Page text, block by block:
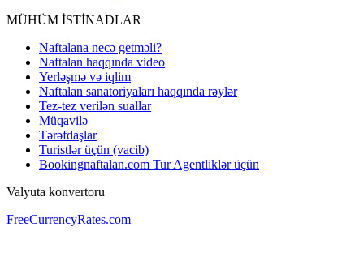
MÜHÜM İSTİNADLAR
Naftalana necə getməli?
Naftalan haqqında video
Yerləşmə və iqlim
Naftalan sanatoriyaları haqqında rəylər
Tez-tez verilən suallar
Müqavilə
Tərəfdaşlar
Turistlər üçün (vacib)
Bookingnaftalan.com Tur Agentliklər üçün
Valyuta konvertoru
FreeCurrencyRates.com